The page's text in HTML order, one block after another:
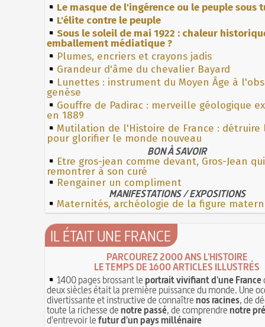
Le masque de l'ingérence ou le peuple sous
L'élite contre le peuple
Sous le soleil de mai 1922 : chaleur
emballement médiatique ?
Plumes, encriers et crayons jadis
Grandeur d'âme du chevalier Bayard
Lunettes : instrument du Moyen Âge à
genèse
Gouffre de Padirac : merveille géologique
en 1889
Mutilation de l'Histoire de France : détruire
pour glorifier le monde nouveau
BON À SAVOIR
Etre gros-jean comme devant, Gros-Jean
remontrer à son curé
Rengainer un compliment
MANIFESTATIONS / EXPOSITIONS
Maternités, archéologie de la figure
IL ÉTAIT UNE FRANCE
PARCOUREZ 2000 ANS L'HISTOIRE
LE TEMPS DE 1600 ARTICLES ILLUSTRÉS
1400 pages brossant leportrait vivifiant d'une France
deux siècles était la première puissance du monde. Une
divertissante et instructive de connaîtrenos racines, de
toute la richesse denotre passé, de comprendrenotre
d'entrevoir lefutur d'un pays millénaire